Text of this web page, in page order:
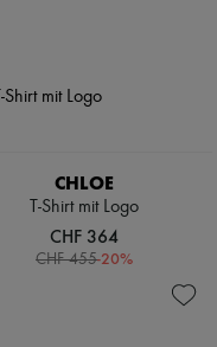
CHLOE
T-Shirt mit Logo
CHF 364
CHF 455-20%